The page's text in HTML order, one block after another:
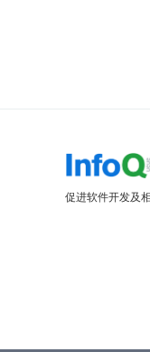
促进软件开发及